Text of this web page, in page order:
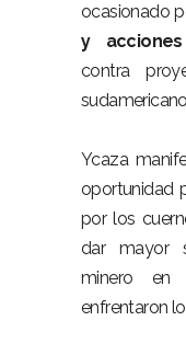
ocasionado
y
contra
Ycaza
oportunidad
por los
dar mayor
minero en
enfrentaron